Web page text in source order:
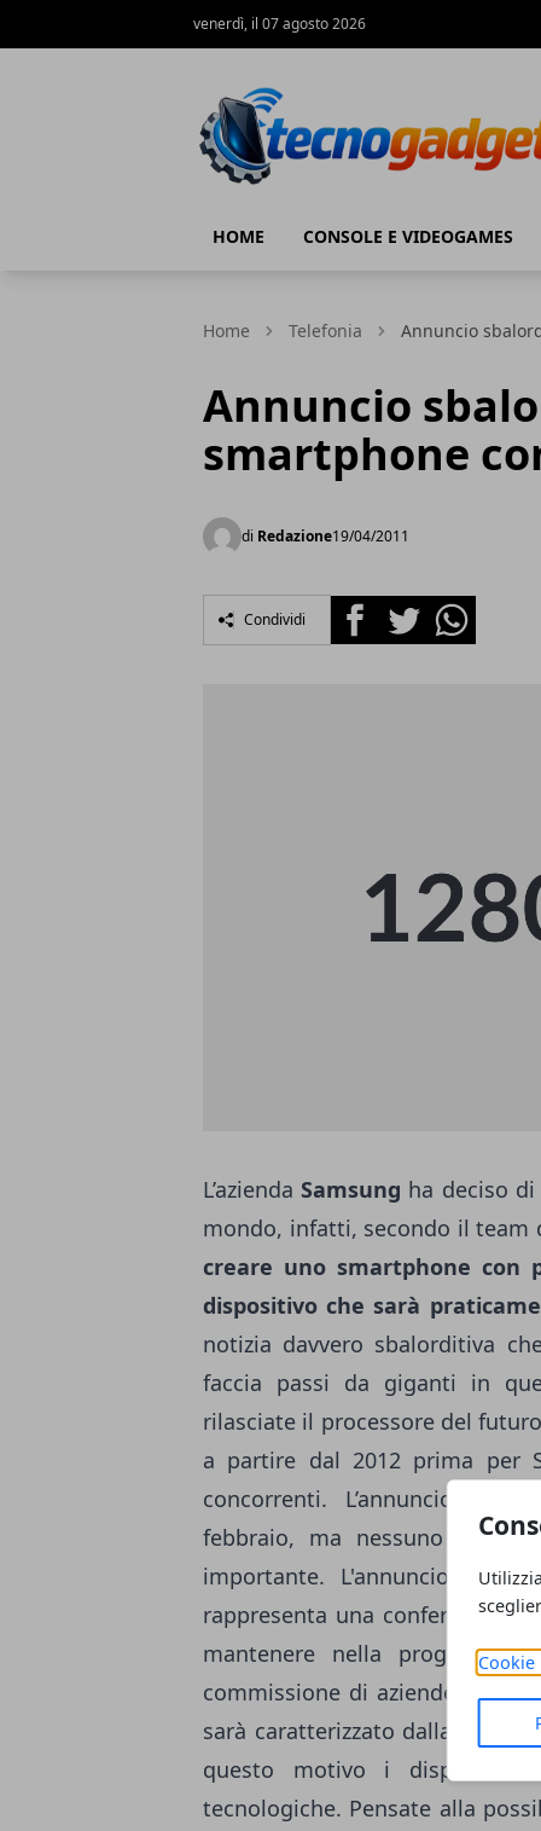
Cookie
venerdì, il 07 agosto 2026
HOME CONSOLE E VIDEOGAMES
Home Telefonia Annuncio
Annuncio
smartphone
di Redazione19/04/2011
Condividi FacebookTwitterWhatsapp
L’aziendaSamsung ha deciso
mondo, infatti, secondo il team
creare uno smartphone con
dispositivo che sarà
notizia davvero sbalorditiva
faccia passi da giganti in
rilasciate il processore del
a partire dal 2012 prima per
concorrenti. L’annuncio
febbraio, ma nessuno
importante. L'annuncio di
rappresenta una conferma
mantenere nella
commissione di aziende terze
sarà caratterizzato dalla
questo motivo i dispositivi
tecnologiche. Pensate alla